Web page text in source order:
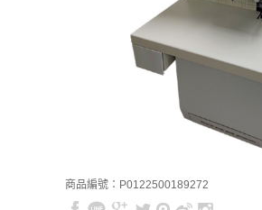
商品編號：P0122500189272